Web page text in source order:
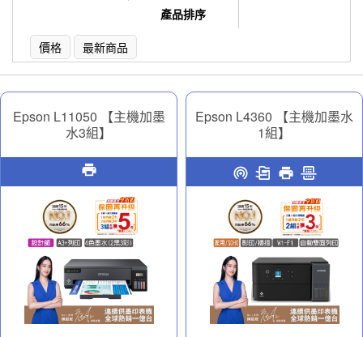
產品排序
價格 最新商品
Epson L11050 【主機加墨
水3組】
｜商務效率神隊友
Epson L4360 【主機加墨水
1組】
列印 智慧遙控連續供墨印表
機｜精省列印好夥伴